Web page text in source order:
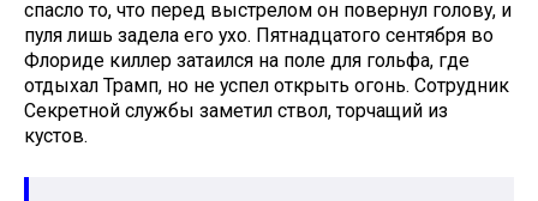
спасло то, что перед выстрелом он повернул голову, и
пуля лишь задела его ухо. Пятнадцатого сентября во
Флориде киллер затаился на поле для гольфа, где
отдыхал Трамп, но не успел открыть огонь. Сотрудник
Секретной службы заметил ствол, торчащий из
кустов.